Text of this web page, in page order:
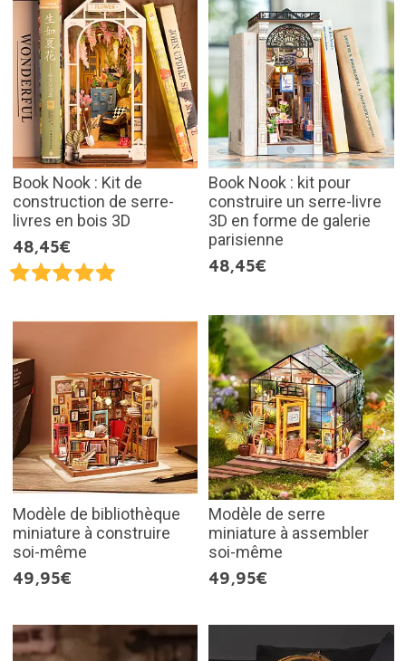
Book Nook : Kit de
construction de serre-
livres en bois 3D
48,45€
Book Nook : kit pour
construire un serre-livre
3D en forme de galerie
parisienne
48,45€
Modèle de bibliothèque
miniature à construire
soi-même
49,95€
Modèle de serre
miniature à assembler
soi-même
49,95€